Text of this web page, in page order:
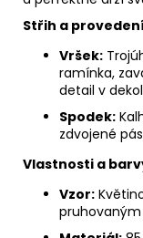
Střih a
Vršek:
ramínka,
detail v
Spodek:
zdvojené
Vlastnosti a
Vzor: